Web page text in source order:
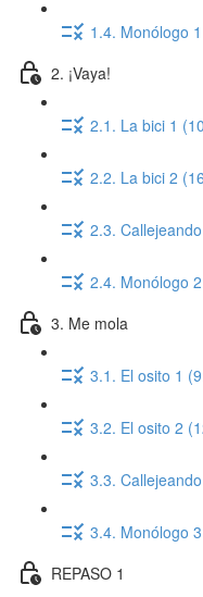
1.4. Monólogo
2. ¡Vaya!
2.1. La bici 1
2.2. La bici 2
2.3.
2.4. Monólogo
3. Me mola
3.1. El osito 1
3.2. El osito 2
3.3.
3.4. Monólogo
REPASO 1